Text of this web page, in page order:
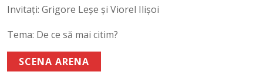
Invitați: Grigore Leșe și Viorel Ilișoi
Tema: De ce să mai citim?
SCENA ARENA